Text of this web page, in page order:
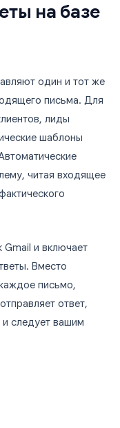
на базе
один и тот же
письма. Для
лиды
шаблоны
читая входящее
и включает
Вместо
письмо,
ответ,
и следует вашим